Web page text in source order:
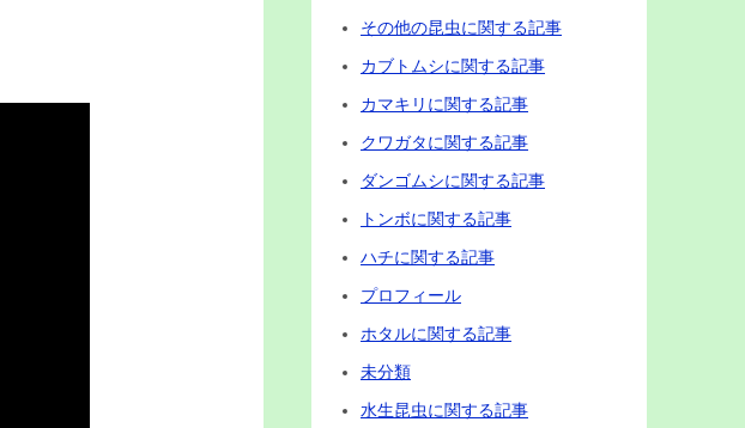
その他の昆虫に関する記事
カブトムシに関する記事
カマキリに関する記事
クワガタに関する記事
ダンゴムシに関する記事
トンボに関する記事
ハチに関する記事
プロフィール
ホタルに関する記事
未分類
水生昆虫に関する記事